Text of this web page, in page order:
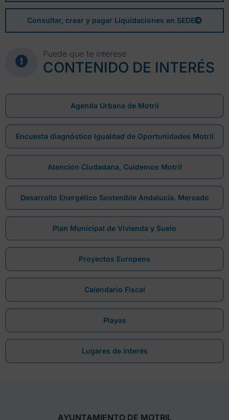
Consultar, crear y pagar Liquidaciones en SEDE
Puede que te interese
CONTENIDO DE INTERÉS
Agenda Urbana de Motril
Encuesta diagnóstico Igualdad de Oportunidades Motril
Atención Ciudadana, Cuidemos Motril
Desarrollo Energético Sostenible Andalucía. Mercado
Plan Municipal de Vivienda y Suelo
Proyectos Europeos
Calendario Fiscal
Playas
Lugares de interés
AYUNTAMIENTO DE MOTRIL